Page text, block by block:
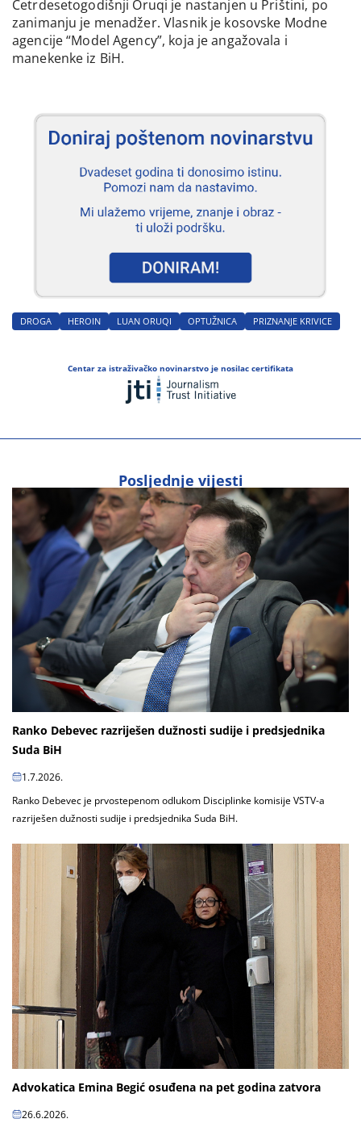
Četrdesetogodišnji Oruqi je nastanjen u Prištini, po
zanimanju je menadžer. Vlasnik je kosovske Modne
agencije “Model Agency”, koja je angažovala i
manekenke iz BiH.
DROGA HEROIN LUAN ORUQI OPTUŽNICA PRIZNANJE KRIVICE
Centar za istraživačko novinarstvo je nosilac certifikata
Posljednje vijesti
Ranko Debevec razriješen dužnosti sudije i predsjednika
Suda BiH
1.7.2026.
Ranko Debevec je prvostepenom odlukom Disciplinke komisije VSTV-a
razriješen dužnosti sudije i predsjednika Suda BiH.
Advokatica Emina Begić osuđena na pet godina zatvora
26.6.2026.